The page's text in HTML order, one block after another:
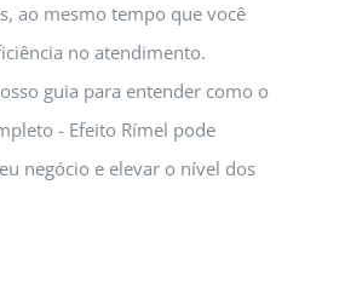
ao mesmo tempo que você
no atendimento.
guia para entender como o
- Efeito Rímel pode
negócio e elevar o nível dos